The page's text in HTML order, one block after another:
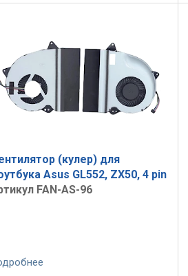
(кулер) для
Asus GL552, ZX50, 4 pin
FAN-AS-96